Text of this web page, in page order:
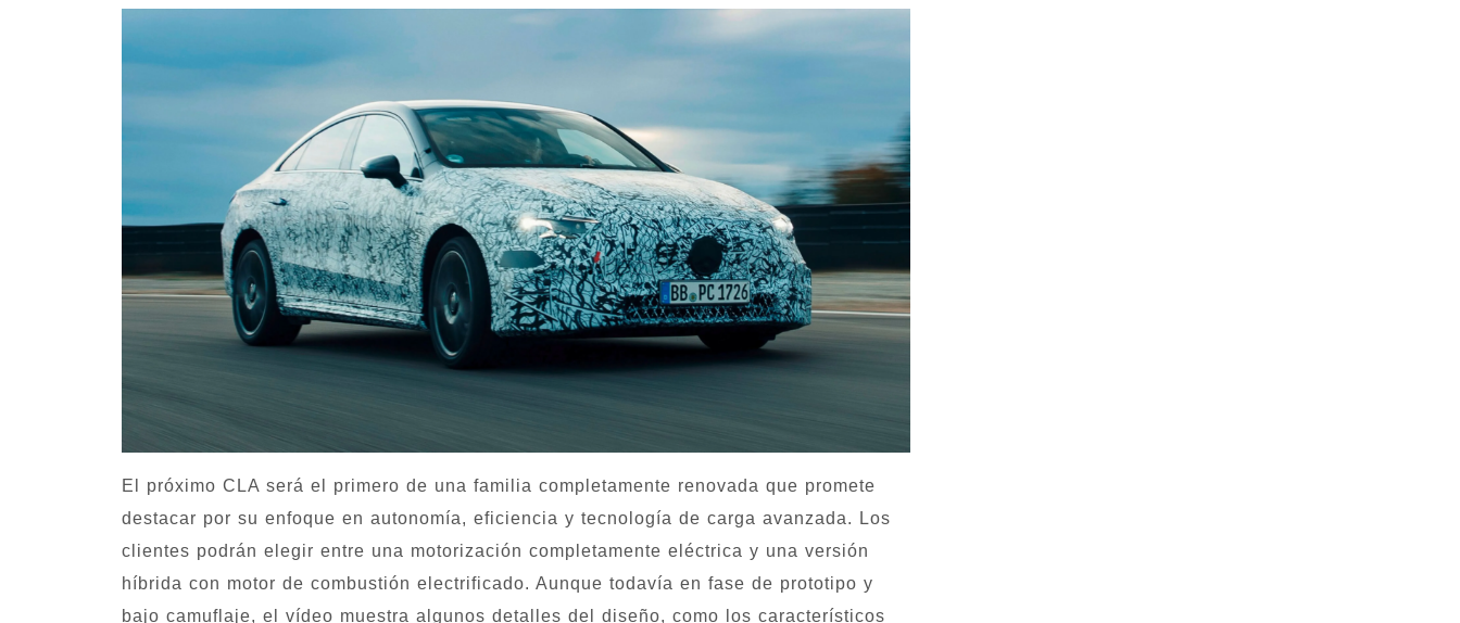
El próximo CLA será el primero de una familia completamente renovada que promete
destacar por su enfoque en autonomía, eficiencia y tecnología de carga avanzada. Los
clientes podrán elegir entre una motorización completamente eléctrica y una versión
híbrida con motor de combustión electrificado. Aunque todavía en fase de prototipo y
bajo camuflaje, el vídeo muestra algunos detalles del diseño, como los característicos